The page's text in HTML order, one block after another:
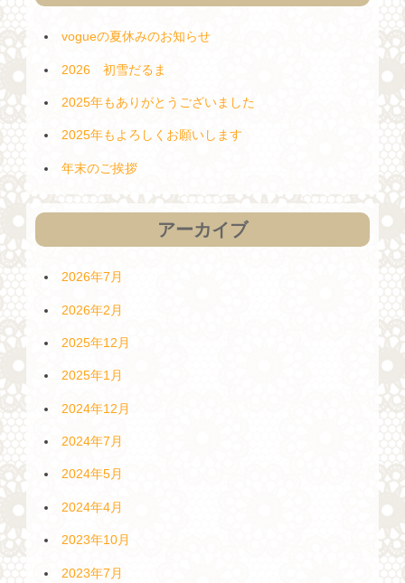
vogueの夏休みのお知らせ
2026 初雪だるま
2025年もありがとうございました
2025年もよろしくお願いします
年末のご挨拶
アーカイブ
2026年7月
2026年2月
2025年12月
2025年1月
2024年12月
2024年7月
2024年5月
2024年4月
2023年10月
2023年7月